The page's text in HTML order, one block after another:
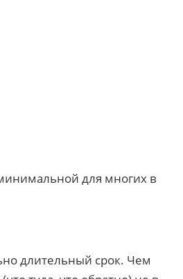
для многих в
длительный срок. Чем